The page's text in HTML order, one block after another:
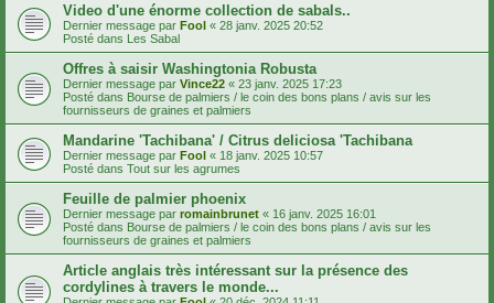
Video d'une énorme collection de sabals..
Dernier message par Fool « 28 janv. 2025 20:52
Posté dans Les Sabal
Offres à saisir Washingtonia Robusta
Dernier message par Vince22 « 23 janv. 2025 17:23
Posté dans Bourse de palmiers / le coin des bons plans / avis sur les
fournisseurs de graines et palmiers
Mandarine 'Tachibana' / Citrus deliciosa 'Tachibana
Dernier message par Fool « 18 janv. 2025 10:57
Posté dans Tout sur les agrumes
Feuille de palmier phoenix
Dernier message par romainbrunet « 16 janv. 2025 16:01
Posté dans Bourse de palmiers / le coin des bons plans / avis sur les
fournisseurs de graines et palmiers
Article anglais très intéressant sur la présence des
cordylines à travers le monde...